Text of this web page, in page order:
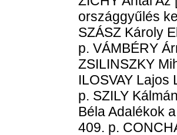
országgyűlés
SZÁSZ Károly
p. VÁMBÉRY
ZSILINSZKY
ILOSVAY
p. SZILY
Béla Adalékok
409. p.